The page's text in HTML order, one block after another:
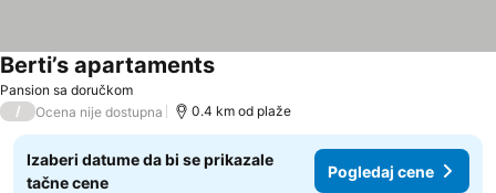
Pansion sa doručkom
Berti’s apartaments
/ Ocena nije dostupna 0.4 km od plaže
Izaberi datume da bi se prikazale
tačne cene
Pogledaj cene